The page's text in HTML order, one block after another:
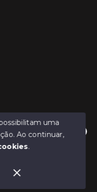
para te ajudar.
- Corretor de
uma
Ao continuar,
.